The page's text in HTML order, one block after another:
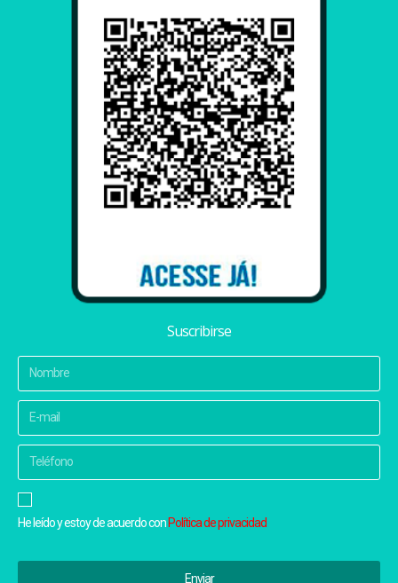
Suscribirse
He leído y estoy de acuerdo con Política de privacidad
Enviar